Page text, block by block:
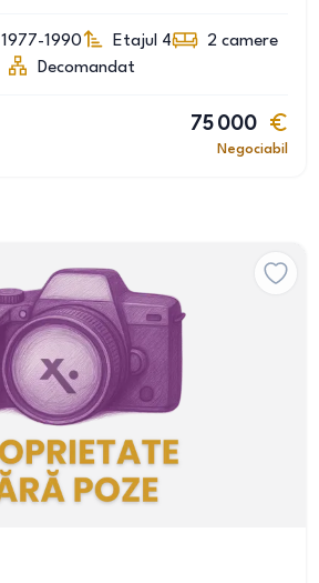
1977-1990 Etajul 4 2 camere
Decomandat
75 000
Negociabil